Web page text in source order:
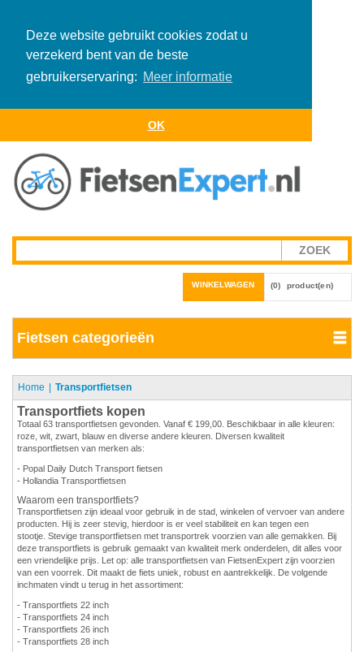
Deze website gebruikt cookies zodat u
verzekerd bent van de beste
gebruikerservaring: Meer informatie
OK
WINKELWAGEN (0) product(en)
Fietsen categorieën
Home Transportfietsen
Transportfiets kopen
Totaal 63 transportfietsen gevonden. Vanaf € 199,00. Beschikbaar in alle kleuren:
roze, wit, zwart, blauw en diverse andere kleuren. Diversen kwaliteit
transportfietsen van merken als:
- Popal Daily Dutch Transport fietsen
- Hollandia Transportfietsen
Waarom een transportfiets?
Transportfietsen zijn ideaal voor gebruik in de stad, winkelen of vervoer van andere
producten. Hij is zeer stevig, hierdoor is er veel stabiliteit en kan tegen een
stootje. Stevige transportfietsen met transportrek voorzien van alle gemakken. Bij
deze transportfiets is gebruik gemaakt van kwaliteit merk onderdelen, dit alles voor
een vriendelijke prijs. Let op: alle transportfietsen van FietsenExpert zijn voorzien
van een voorrek. Dit maakt de fiets uniek, robust en aantrekkelijk. De volgende
inchmaten vindt u terug in het assortiment:
- Transportfiets 22 inch
- Transportfiets 24 inch
- Transportfiets 26 inch
- Transportfiets 28 inch